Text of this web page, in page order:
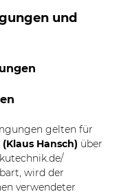
und
gelten für
(Klaus Hansch) über
wird der
verwendeter